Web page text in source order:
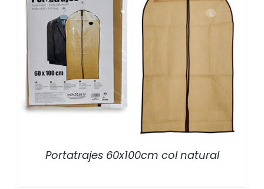
/ DETALLES
Portatrajes 60x100cm col natural